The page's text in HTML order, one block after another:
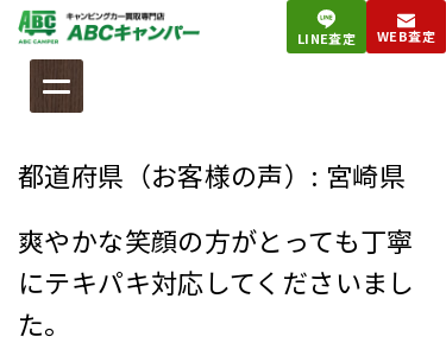
LINE査定 WEB査定
都道府県（お客様の声）: 宮崎県
爽やかな笑顔の方がとっても丁寧
にテキパキ対応してくださいまし
た。